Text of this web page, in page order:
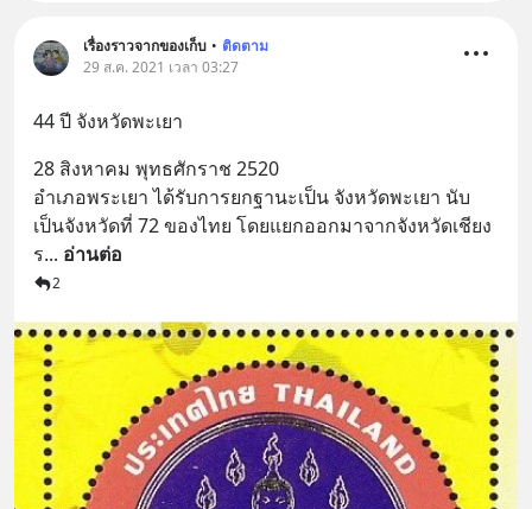
เรื่องราวจากของเก็บ • ติดตาม
29 ส.ค. 2021 เวลา 03:27
44 ปี จังหวัดพะเยา
28 สิงหาคม พุทธศักราช 2520
อำเภอพระเยา ได้รับการยกฐานะเป็น จังหวัดพะเยา นับ
เป็นจังหวัดที่ 72 ของไทย โดยแยกออกมาจากจังหวัดเชียง
ร... อ่านต่อ
2